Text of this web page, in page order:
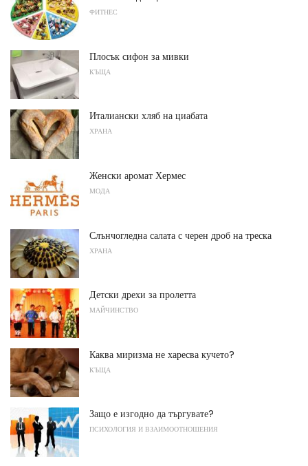
ФИТНЕС
Плосък сифон за мивки
КЪЩА
Италиански хляб на циабата
ХРАНА
Женски аромат Хермес
МОДА
Слънчогледна салата с черен дроб на треска
ХРАНА
Детски дрехи за пролетта
МАЙЧИНСТВО
Каква миризма не харесва кучето?
КЪЩА
Защо е изгодно да търгувате?
ПСИХОЛОГИЯ И ВЗАИМООТНОШЕНИЯ